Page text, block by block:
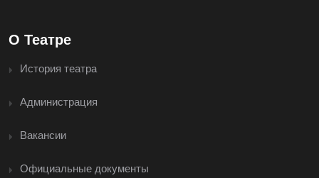
О Театре
История театра
Администрация
Вакансии
Официальные документы